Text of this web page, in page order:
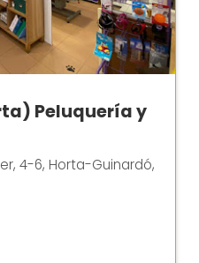
Peluquería y
4-6, Horta-Guinardó,